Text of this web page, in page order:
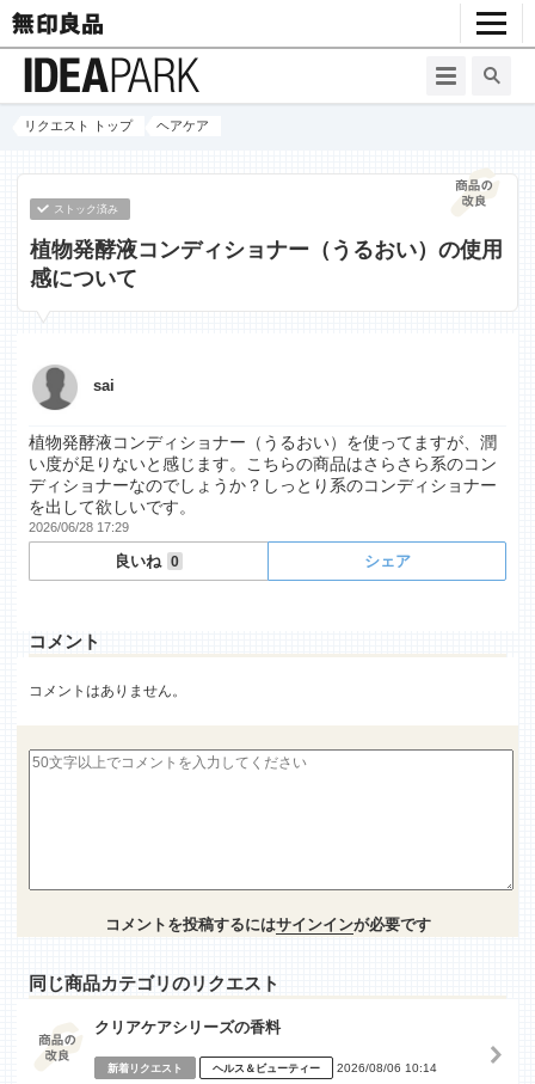
リクエスト トップ ヘアケア
ストック済み
植物発酵液コンディショナー（うるおい）の使用
感について
sai
植物発酵液コンディショナー（うるおい）を使ってますが、潤
い度が足りないと感じます。こちらの商品はさらさら系のコン
ディショナーなのでしょうか？しっとり系のコンディショナー
を出して欲しいです。
2026/06/28 17:29
良いね 0 シェア
コメント
コメントはありません。
コメントを投稿するにはサインインが必要です
同じ商品カテゴリのリクエスト
クリアケアシリーズの香料
新着リクエスト ヘルス＆ビューティー 2026/08/06 10:14